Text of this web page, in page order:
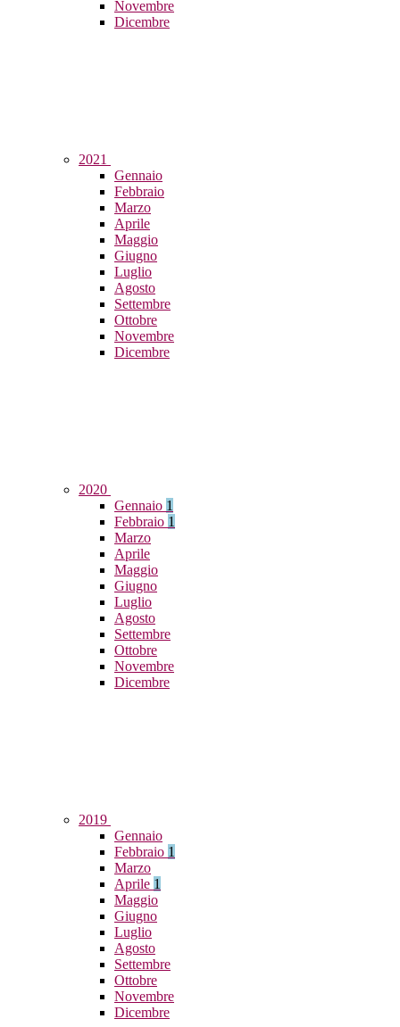
Novembre
Dicembre
2021
Gennaio
Febbraio
Marzo
Aprile
Maggio
Giugno
Luglio
Agosto
Settembre
Ottobre
Novembre
Dicembre
2020
Gennaio 1
Febbraio 1
Marzo
Aprile
Maggio
Giugno
Luglio
Agosto
Settembre
Ottobre
Novembre
Dicembre
2019
Gennaio
Febbraio 1
Marzo
Aprile 1
Maggio
Giugno
Luglio
Agosto
Settembre
Ottobre
Novembre
Dicembre